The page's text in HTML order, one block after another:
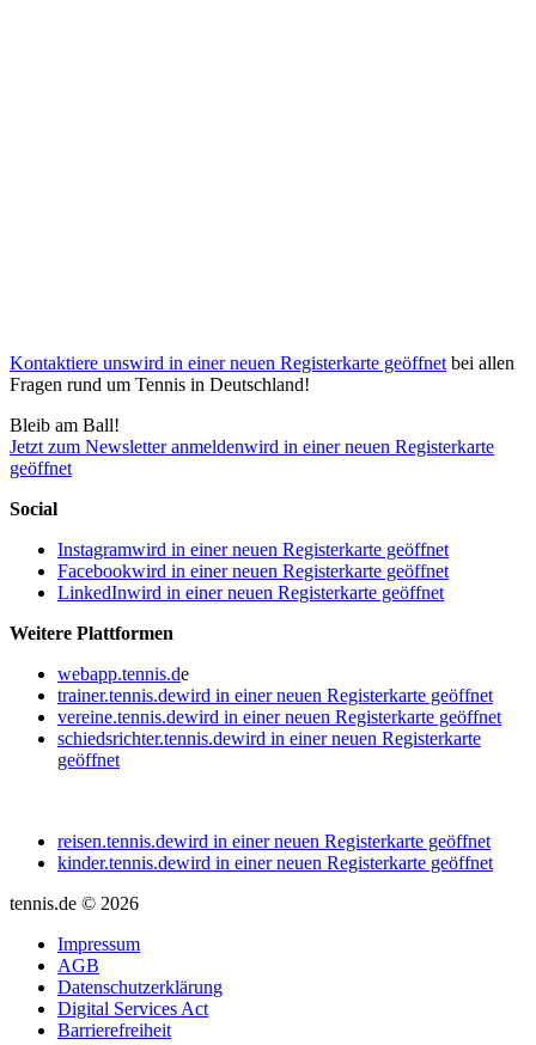
Kontaktiere unswird in einer neuen Registerkarte geöffnet bei allen
Fragen rund um Tennis in Deutschland!
Bleib am Ball!
Jetzt zum Newsletter anmeldenwird in einer neuen Registerkarte
geöffnet
Social
Instagramwird in einer neuen Registerkarte geöffnet
Facebookwird in einer neuen Registerkarte geöffnet
LinkedInwird in einer neuen Registerkarte geöffnet
Weitere Plattformen
webapp.tennis.de
trainer.tennis.dewird in einer neuen Registerkarte geöffnet
vereine.tennis.dewird in einer neuen Registerkarte geöffnet
schiedsrichter.tennis.dewird in einer neuen Registerkarte
geöffnet
reisen.tennis.dewird in einer neuen Registerkarte geöffnet
kinder.tennis.dewird in einer neuen Registerkarte geöffnet
tennis.de © 2026
Impressum
AGB
Datenschutzerklärung
Digital Services Act
Barrierefreiheit